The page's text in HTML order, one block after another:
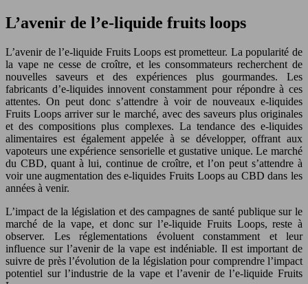
L’avenir de l’e-liquide fruits loops
L’avenir de l’e-liquide Fruits Loops est prometteur. La popularité de
la vape ne cesse de croître, et les consommateurs recherchent de
nouvelles saveurs et des expériences plus gourmandes. Les
fabricants d’e-liquides innovent constamment pour répondre à ces
attentes. On peut donc s’attendre à voir de nouveaux e-liquides
Fruits Loops arriver sur le marché, avec des saveurs plus originales
et des compositions plus complexes. La tendance des e-liquides
alimentaires est également appelée à se développer, offrant aux
vapoteurs une expérience sensorielle et gustative unique. Le marché
du CBD, quant à lui, continue de croître, et l’on peut s’attendre à
voir une augmentation des e-liquides Fruits Loops au CBD dans les
années à venir.
L’impact de la législation et des campagnes de santé publique sur le
marché de la vape, et donc sur l’e-liquide Fruits Loops, reste à
observer. Les réglementations évoluent constamment et leur
influence sur l’avenir de la vape est indéniable. Il est important de
suivre de près l’évolution de la législation pour comprendre l’impact
potentiel sur l’industrie de la vape et l’avenir de l’e-liquide Fruits